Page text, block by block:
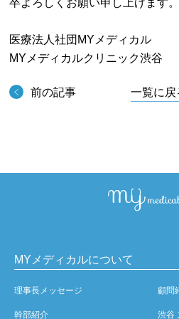
卒よろしくお願い申し上げます。
医療法人社団MYメディカル
MYメディカルクリニック渋谷
前の記事 一覧に戻
MYメディカルについて
理事長メッセージ 顧問
幹部紹介 渋谷